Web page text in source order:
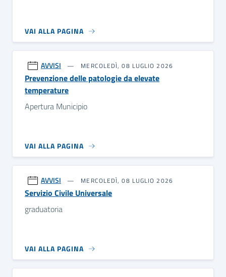
VAI ALLA PAGINA
AVVISI MERCOLEDÌ, 08 LUGLIO 2026
Prevenzione delle patologie da elevate
temperature
Apertura Municipio
VAI ALLA PAGINA
AVVISI MERCOLEDÌ, 08 LUGLIO 2026
Servizio Civile Universale
graduatoria
VAI ALLA PAGINA